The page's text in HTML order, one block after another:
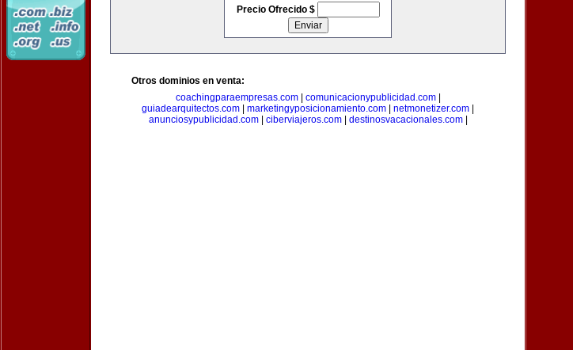
Precio Ofrecido $
Otros dominios en venta:
coachingparaempresas.com| comunicacionypublicidad.com|
guiadearquitectos.com
marketingyposicionamiento.com netmonetizer.com
anunciosypublicidad.com| ciberviajeros.com| destinosvacacionales.com|